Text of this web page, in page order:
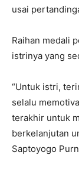
usai
Raihan medali
istrinya yang
“Untuk istri,
selalu
terakhir untuk
berkelanjutan
Saptoyogo